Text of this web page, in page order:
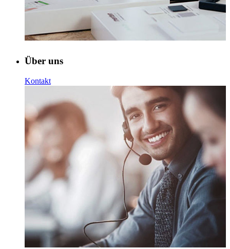
Über uns
Kontakt